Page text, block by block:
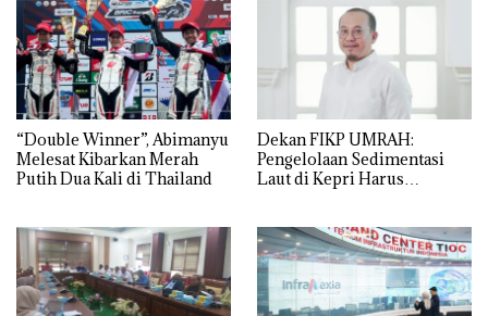
“Double Winner”, Abimanyu
Melesat Kibarkan Merah
Putih Dua Kali di Thailand
Dekan FIKP UMRAH:
Pengelolaan Sedimentasi
Laut di Kepri Harus
dengan Konservasi